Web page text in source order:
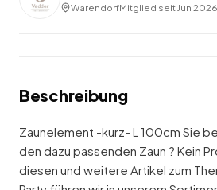
WarendorfMitglied seit Jun 2026
Beschreibung
Zaunelement -kurz- L 100cm Sie
den dazu passenden Zaun ? Kein
diesen und weitere Artikel zum